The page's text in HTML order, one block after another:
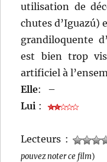
utilisation de
chutes d’Iguazú)
grandiloquente
est bien trop
artificiel à
Elle:
–
Lui :
Lecteurs :
pouvez noter ce film)